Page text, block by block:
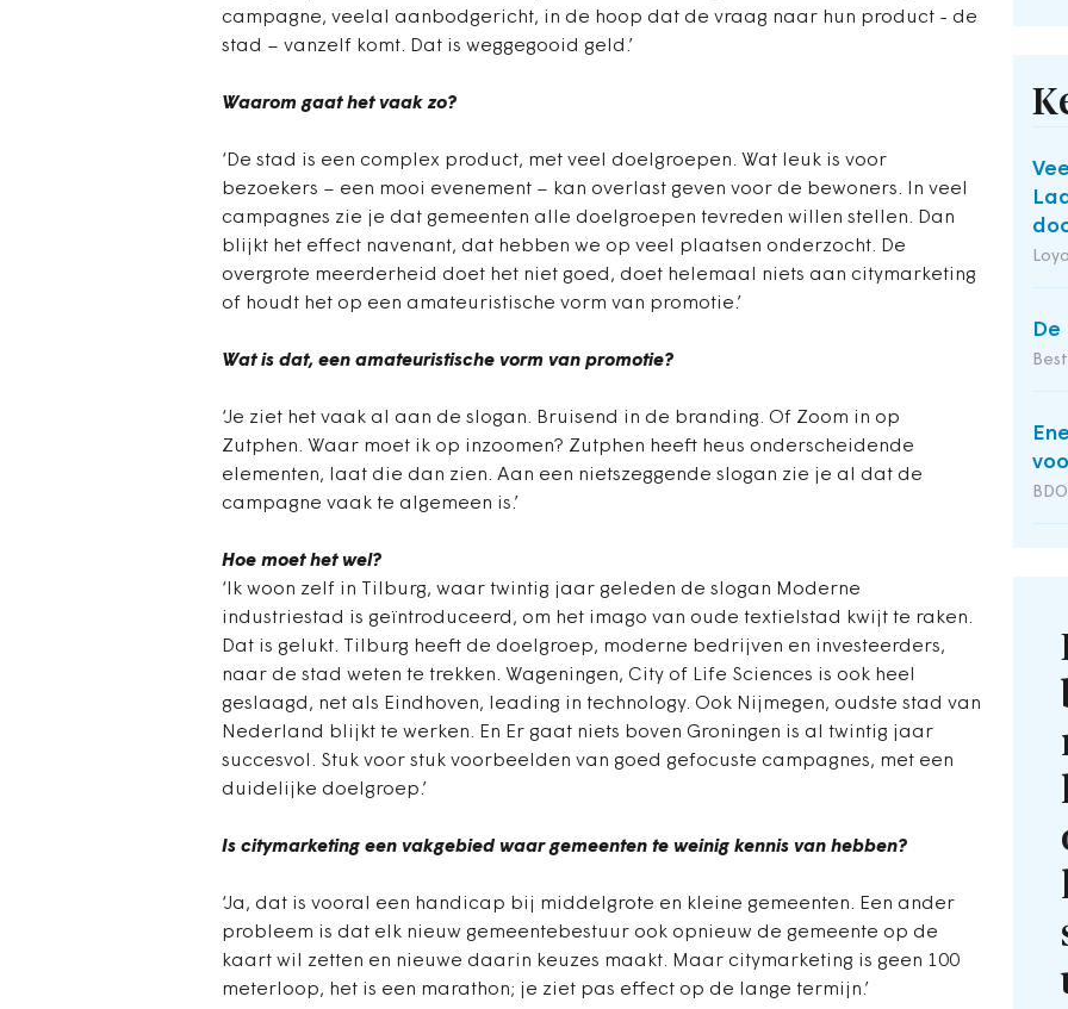
campagne, veelal aanbodgericht, in de hoop dat de vraag naar hun product - de
stad – vanzelf komt. Dat is weggegooid geld.’
Waarom gaat het vaak zo?
‘De stad is een complex product, met veel doelgroepen. Wat leuk is voor
bezoekers – een mooi evenement – kan overlast geven voor de bewoners. In veel
campagnes zie je dat gemeenten alle doelgroepen tevreden willen stellen. Dan
blijkt het effect navenant, dat hebben we op veel plaatsen onderzocht. De
overgrote meerderheid doet het niet goed, doet helemaal niets aan citymarketing
of houdt het op een amateuristische vorm van promotie.’
Wat is dat, een amateuristische vorm van promotie?
‘Je ziet het vaak al aan de slogan. Bruisend in de branding. Of Zoom in op
Zutphen. Waar moet ik op inzoomen? Zutphen heeft heus onderscheidende
elementen, laat die dan zien. Aan een nietszeggende slogan zie je al dat de
campagne vaak te algemeen is.’
Hoe moet het wel?
‘Ik woon zelf in Tilburg, waar twintig jaar geleden de slogan Moderne
industriestad is geïntroduceerd, om het imago van oude textielstad kwijt te raken.
Dat is gelukt. Tilburg heeft de doelgroep, moderne bedrijven en investeerders,
naar de stad weten te trekken. Wageningen, City of Life Sciences is ook heel
geslaagd, net als Eindhoven, leading in technology. Ook Nijmegen, oudste stad van
Nederland blijkt te werken. En Er gaat niets boven Groningen is al twintig jaar
succesvol. Stuk voor stuk voorbeelden van goed gefocuste campagnes, met een
duidelijke doelgroep.’
Is citymarketing een vakgebied waar gemeenten te weinig kennis van hebben?
‘Ja, dat is vooral een handicap bij middelgrote en kleine gemeenten. Een ander
probleem is dat elk nieuw gemeentebestuur ook opnieuw de gemeente op de
kaart wil zetten en nieuwe daarin keuzes maakt. Maar citymarketing is geen 100
meterloop, het is een marathon; je ziet pas effect op de lange termijn.’